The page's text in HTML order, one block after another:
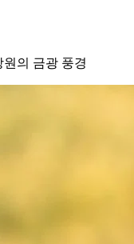
의 금광 풍경